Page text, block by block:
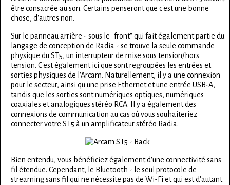
être consacrée au son. Certains penseront que c'est une bonne
chose, d'autres non.
Sur le panneau arrière - sous le "front" qui fait également partie du
langage de conception de Radia - se trouve la seule commande
physique du ST5, un interrupteur de mise sous tension/hors
tension. C'est également ici que sont regroupées les entrées et
sorties physiques de l'Arcam. Naturellement, il y a une connexion
pour le secteur, ainsi qu'une prise Ethernet et une entrée USB-A,
tandis que les sorties sont numériques optiques, numériques
coaxiales et analogiques stéréo RCA. Il y a également des
connexions de communication au cas où vous souhaiteriez
connecter votre ST5 à un amplificateur stéréo Radia.
Bien entendu, vous bénéficiez également d'une connectivité sans
fil étendue. Cependant, le Bluetooth - le seul protocole de
streaming sans fil qui ne nécessite pas de Wi-Fi et qui est d'autant